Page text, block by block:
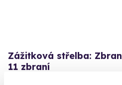
Zážitková střelba:
11 zbraní